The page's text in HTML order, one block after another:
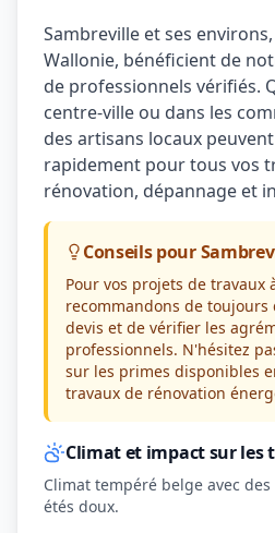
Sambreville et ses
Wallonie, bénéficient de
de professionnels vérifiés.
centre-ville ou dans les
des artisans locaux
rapidement pour tous vos
rénovation, dépannage et
Conseils pour
Pour vos projets de travaux
recommandons de
devis et de vérifier les
professionnels. N'hésitez
sur les primes disponibles
travaux de rénovation
Climat et impact sur les
Climat tempéré belge avec
étés doux.